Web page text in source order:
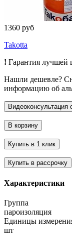
1360 руб
Takotta
! Гарантия лучшей
Нашли дешевле?
информацию об
Характеристики
Группа
пароизоляция
Единицы
шт